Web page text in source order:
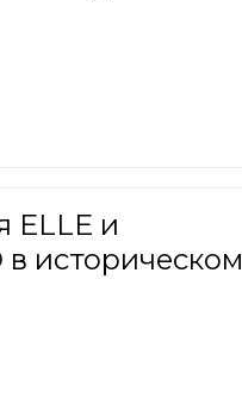
ELLE и
историческом